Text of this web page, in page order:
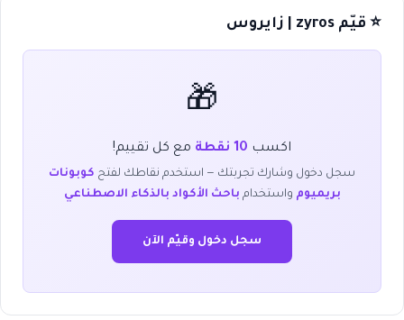
⭐ قيّم zyros | زايروس
🎁
اكسب 10 نقطة مع كل تقييم!
سجل دخول وشارك تجربتك — استخدم نقاطك لفتح كوبونات
بريميوم واستخدام باحث الأكواد بالذكاء الاصطناعي
سجل دخول وقيّم الآن